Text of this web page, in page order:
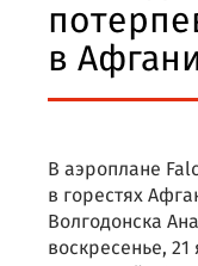
в
В аэроплане
в горестях
Волгодонска
воскресенье,